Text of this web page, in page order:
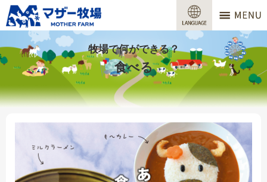
営業時間
料金
交通アクセス
サービスガイド
牧場で何ができる？
牧場で何ができる？
食べる